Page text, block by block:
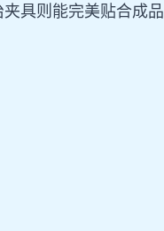
具则能完美贴合成